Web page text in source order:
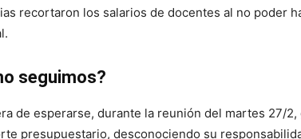
recortaron los salarios de docentes al no poder
seguimos?
de esperarse, durante la reunión del martes 27/
presupuestario, desconociendo su